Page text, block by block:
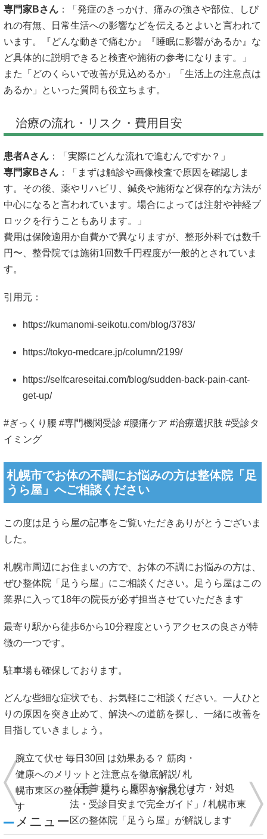
専門家Bさん ：「発症のきっかけ、痛みの強さや部位、しび
れの有無、日常生活への影響などを伝えるとよいと言われて
います。『どんな動きで痛むか』『睡眠に影響があるか』な
ど具体的に説明できると検査や施術の参考になります。」
また「どのくらいで改善が見込めるか」「生活上の注意点は
あるか」といった質問も役立ちます。
治療の流れ・リスク・費用目安
患者Aさん ：「実際にどんな流れで進むんですか？」
専門家Bさん ：「まずは触診や画像検査で原因を確認しま
す。その後、薬やリハビリ、鍼灸や施術など保存的な方法が
中心になると言われています。場合によっては注射や神経ブ
ロックを行うこともあります。」
費用は保険適用か自費かで異なりますが、整形外科では数千
円〜、整骨院では施術1回数千円程度が一般的とされていま
す。
引用元：
https://kumanomi-seikotu.com/blog/3783/
https://tokyo-medcare.jp/column/2199/
https://selfcareseitai.com/blog/sudden-back-pain-cant-
get-up/
#ぎっくり腰 #専門機関受診 #腰痛ケア #治療選択肢 #受診タ
イミング
札幌市でお体の不調にお悩みの方は整体院「足
うら屋」へご相談ください
この度は足うら屋の記事をご覧いただきありがとうございま
した。
札幌市周辺にお住まいの方で、お体の不調にお悩みの方は、
ぜひ整体院「足うら屋」にご相談ください。足うら屋はこの
業界に入って18年の院長が必ず担当させていただきます
最寄り駅から徒歩6から10分程度というアクセスの良さが特
徴の一つです。
駐車場も確保しております。
どんな些細な症状でも、お気軽にご相談ください。一人ひと
りの原因を突き止めて、解決への道筋を探し、一緒に改善を
目指していきましょう。
腕立て伏せ 毎日30回 は効果ある？ 筋肉・
健康へのメリットと注意点を徹底解説/ 札
幌市東区の整体院「足うら屋」が解説しま
す
「手首 腫れ：原因から見分け方・対処
法・受診目安まで完全ガイド」/ 札幌市東
区の整体院「足うら屋」が解説します
メニュー